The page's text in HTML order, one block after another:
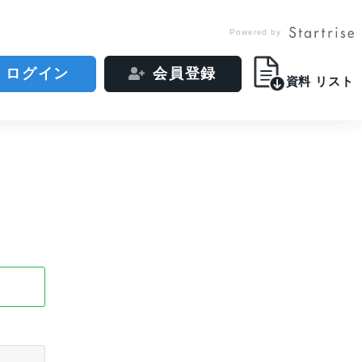
Powered by
ログイン 会員登録 資料 リスト